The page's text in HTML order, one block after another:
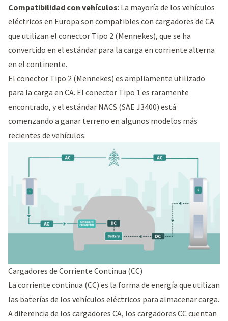
Compatibilidad con vehículos: La mayoría de los vehículos
eléctricos en Europa son compatibles con cargadores de CA
que utilizan el conector Tipo 2 (Mennekes), que se ha
convertido en el estándar para la carga en corriente alterna
en el continente.
El conector Tipo 2 (Mennekes) es ampliamente utilizado
para la carga en CA. El conector Tipo 1 es raramente
encontrado, y el estándar NACS (SAE J3400) está
comenzando a ganar terreno en algunos modelos más
recientes de vehículos.
Cargadores de Corriente Continua (CC)
La corriente continua (CC) es la forma de energía que utilizan
las baterías de los vehículos eléctricos para almacenar carga.
A diferencia de los cargadores CA, los cargadores CC cuentan